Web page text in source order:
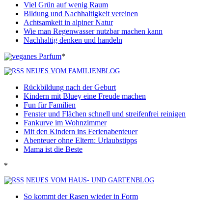
Viel Grün auf wenig Raum
Bildung und Nachhaltigkeit vereinen
Achtsamkeit in alpiner Natur
Wie man Regenwasser nutzbar machen kann
Nachhaltig denken und handeln
*
NEUES VOM FAMILIENBLOG
Rückbildung nach der Geburt
Kindern mit Bluey eine Freude machen
Fun für Familien
Fenster und Flächen schnell und streifenfrei reinigen
Fankurve im Wohnzimmer
Mit den Kindern ins Ferienabenteuer
Abenteuer ohne Eltern: Urlaubstipps
Mama ist die Beste
*
NEUES VOM HAUS- UND GARTENBLOG
So kommt der Rasen wieder in Form